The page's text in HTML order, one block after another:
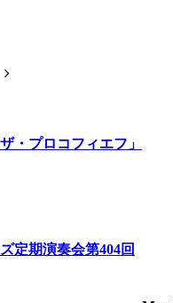
・プロコフィエフ」
定期演奏会第404回